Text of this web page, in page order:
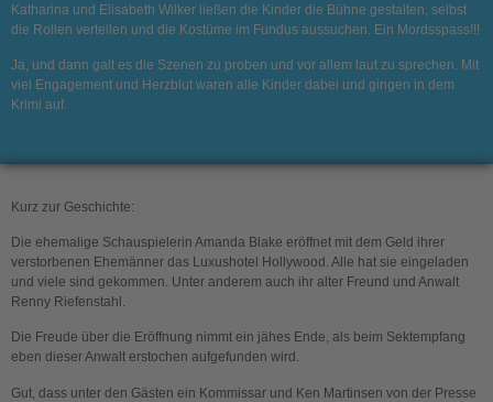
Katharina und Elisabeth Wilker ließen die Kinder die Bühne gestalten, selbst
die Rollen verteilen und die Kostüme im Fundus aussuchen. Ein Mordsspass!!!
Ja, und dann galt es die Szenen zu proben und vor allem laut zu sprechen. Mit
viel Engagement und Herzblut waren alle Kinder dabei und gingen in dem
Krimi auf.
Kurz zur Geschichte:
Die ehemalige Schauspielerin Amanda Blake eröffnet mit dem Geld ihrer
verstorbenen Ehemänner das Luxushotel Hollywood. Alle hat sie eingeladen
und viele sind gekommen. Unter anderem auch ihr alter Freund und Anwalt
Renny Riefenstahl.
Die Freude über die Eröffnung nimmt ein jähes Ende, als beim Sektempfang
eben dieser Anwalt erstochen aufgefunden wird.
Gut, dass unter den Gästen ein Kommissar und Ken Martinsen von der Presse